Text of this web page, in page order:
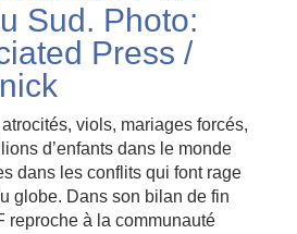
Sud. Photo:
Press /
viols, mariages forcés,
d’enfants dans le monde
dans les conflits qui font rage
globe. Dans son bilan de fin
reproche à la communauté